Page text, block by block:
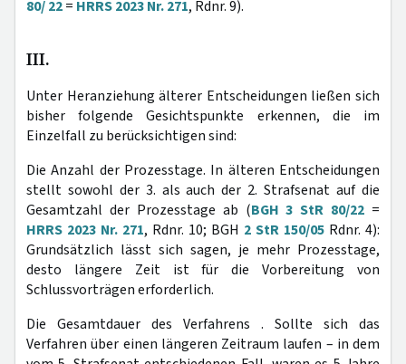
80/ 22= HRRS 2023 Nr. 271, Rdnr. 9).
III.
Unter Heranziehung älterer Entscheidungen ließen sich
bisher folgende Gesichtspunkte erkennen, die im
Einzelfall zu berücksichtigen sind:
Die Anzahl der Prozesstage. In älteren Entscheidungen
stellt sowohl der 3. als auch der 2. Strafsenat auf die
Gesamtzahl der Prozesstage ab (BGH 3 StR 80/22 =
HRRS 2023 Nr. 271, Rdnr. 10; BGH 2 StR 150/05 Rdnr. 4):
Grundsätzlich lässt sich sagen, je mehr Prozesstage,
desto längere Zeit ist für die Vorbereitung von
Schlussvorträgen erforderlich.
Die Gesamtdauer des Verfahrens . Sollte sich das
Verfahren über einen längeren Zeitraum laufen – in dem